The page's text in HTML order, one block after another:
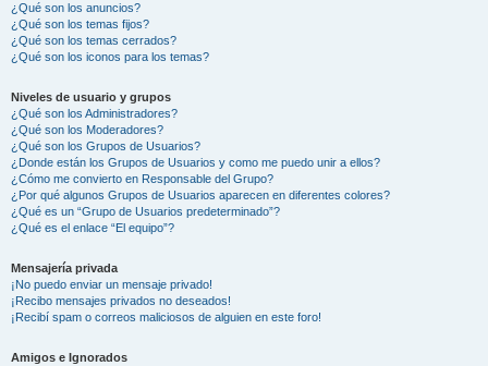
¿Qué son los anuncios?
¿Qué son los temas fijos?
¿Qué son los temas cerrados?
¿Qué son los iconos para los temas?
Niveles de usuario y grupos
¿Qué son los Administradores?
¿Qué son los Moderadores?
¿Qué son los Grupos de Usuarios?
¿Donde están los Grupos de Usuarios y como me puedo unir a ellos?
¿Cómo me convierto en Responsable del Grupo?
¿Por qué algunos Grupos de Usuarios aparecen en diferentes colores?
¿Qué es un “Grupo de Usuarios predeterminado”?
¿Qué es el enlace “El equipo”?
Mensajería privada
¡No puedo enviar un mensaje privado!
¡Recibo mensajes privados no deseados!
¡Recibí spam o correos maliciosos de alguien en este foro!
Amigos e Ignorados